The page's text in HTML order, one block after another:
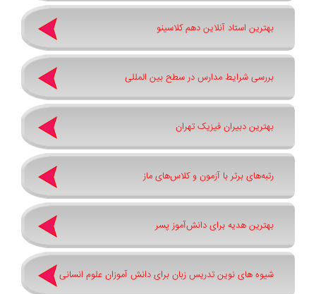
بهترین استاد آنلاین دهم کلاسینو
بررسی شرایط مدارس در سطح بین المللی
بهترین دبیران فیزیک تهران
رتبه‌های برتر با آزمون و کلاس‌های ماز
بهترین هدیه برای دانش‌آموز پسر
شیوه های نوین تدریس زبان برای دانش آموزان علوم انسانی